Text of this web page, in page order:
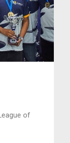
of